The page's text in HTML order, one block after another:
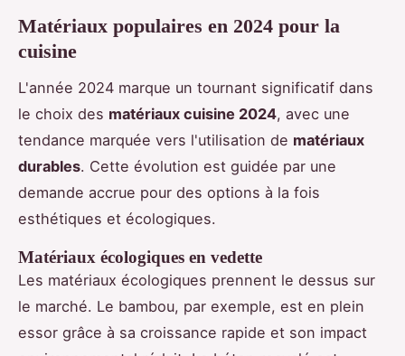
Matériaux populaires en 2024 pour la
cuisine
L'année 2024 marque un tournant significatif dans
le choix des matériaux cuisine 2024, avec une
tendance marquée vers l'utilisation de matériaux
durables. Cette évolution est guidée par une
demande accrue pour des options à la fois
esthétiques et écologiques.
Matériaux écologiques en vedette
Les matériaux écologiques prennent le dessus sur
le marché. Le bambou, par exemple, est en plein
essor grâce à sa croissance rapide et son impact